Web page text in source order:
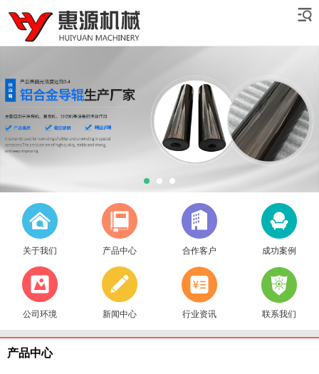
关于我们 产品中心 合作客户 成功案例
公司环境 新闻中心 行业资讯 联系我们
产品中心